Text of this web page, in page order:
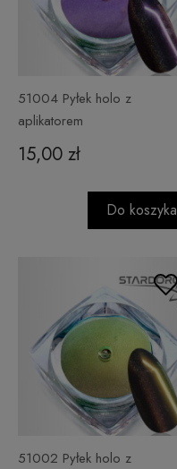
51004 Pyłek holo z
aplikatorem
15,00 zł
Do koszyka
51002 Pyłek holo z